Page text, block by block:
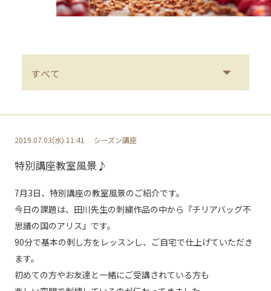
2019.07.03(水) 11:41 シーズン講座
特別講座教室風景♪
7月3日、特別講座の教室風景のご紹介です。
今日の課題は、田川先生の刺繍作品の中から『チリアバッグ不
思議の国のアリス』です。
90分で基本の刺し方をレッスンし、ご自宅で仕上げていただき
ます。
初めての方やお友達と一緒にご受講されている方も